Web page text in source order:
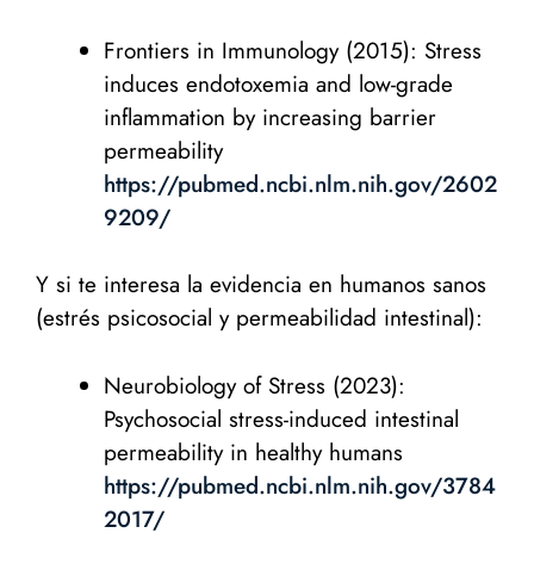
Frontiers in Immunology (2015): Stress
induces endotoxemia and low-grade
inflammation by increasing barrier
permeability
https://pubmed.ncbi.nlm.nih.gov/2602
9209/
Y si te interesa la evidencia en humanos sanos
(estrés psicosocial y permeabilidad intestinal):
Neurobiology of Stress (2023):
Psychosocial stress-induced intestinal
permeability in healthy humans
https://pubmed.ncbi.nlm.nih.gov/3784
2017/